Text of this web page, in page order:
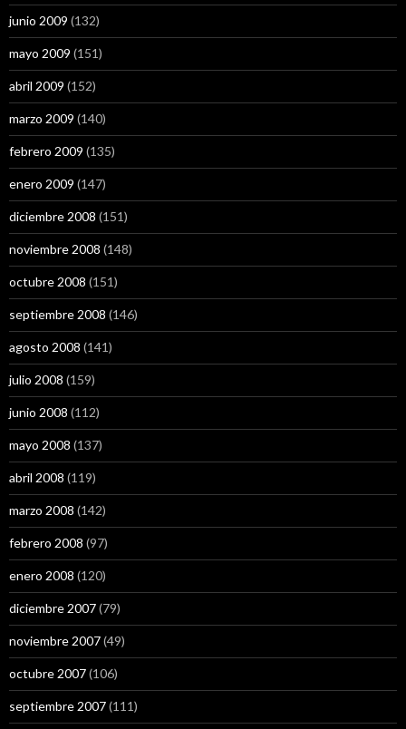
junio 2009 (132)
mayo 2009 (151)
abril 2009 (152)
marzo 2009 (140)
febrero 2009 (135)
enero 2009 (147)
diciembre 2008 (151)
noviembre 2008 (148)
octubre 2008 (151)
septiembre 2008 (146)
agosto 2008 (141)
julio 2008 (159)
junio 2008 (112)
mayo 2008 (137)
abril 2008 (119)
marzo 2008 (142)
febrero 2008 (97)
enero 2008 (120)
diciembre 2007(79)
noviembre 2007(49)
octubre 2007(106)
septiembre 2007(111)